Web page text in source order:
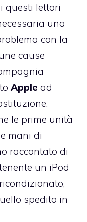
questi lettori
una
con la
cause
Apple ad
.
le prime unità
mani di
raccontato di
un iPod
spedito in